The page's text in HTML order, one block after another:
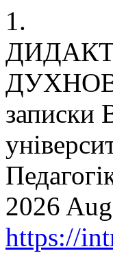
1.
записки
2026
https://